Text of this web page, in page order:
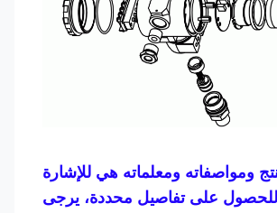
ومواصفاته ومعلماته هي للإشارة
على تفاصيل محددة، يرجى